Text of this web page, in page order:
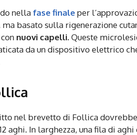
nellafase finaleper
basato sulla rigenerazione
con nuovi capelli. Queste
da un dispositivo elettrico
nel brevetto di Follica
aghi. In larghezza, una fila di